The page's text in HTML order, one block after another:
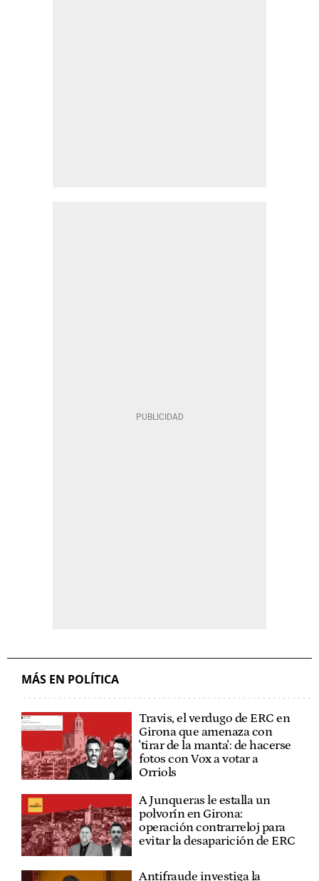
MÁS EN POLÍTICA
Travis, el verdugo de ERC en
Girona que amenaza con
'tirar de la manta': de hacerse
fotos con Vox a votar a
Orriols
A Junqueras le estalla un
polvorín en Girona:
operación contrarreloj para
evitar la desaparición de ERC
Antifraude investiga la